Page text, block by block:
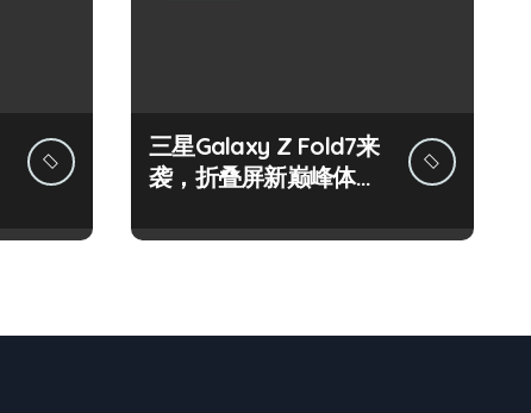
三星Galaxy Z Fold7来
袭，折叠屏新巅峰体验